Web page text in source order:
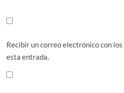
Recibir un correo electrónico con
esta entrada.